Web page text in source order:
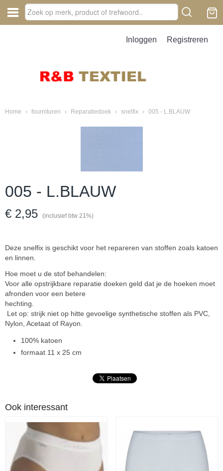
Inloggen Registreren
Home › fournituren › Reparatiedoek › snelfix › 005 - L.BLAUW
005 - L.BLAUW
€ 2,95 (inclusief btw 21%)
Deze snelfix is geschikt voor het repareren van stoffen zoals katoen
en linnen.
Hoe moet u de stof behandelen:
Voor alle opstrijkbare reparatie doeken geld dat je de hoeken moet
afronden voor een betere
Let op: strijk niet op hitte gevoelige synthetische stoffen als PVC,
Nylon, Acetaat of Rayon.
100% katoen
formaat 11 x 25 cm
Ook interessant